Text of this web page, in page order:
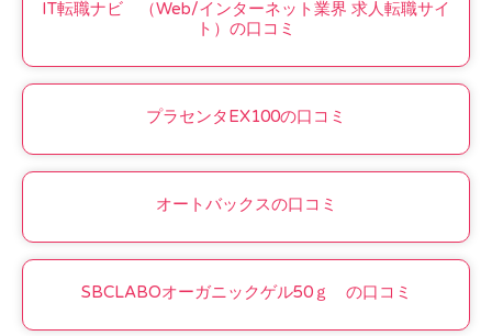
IT転職ナビ （Web/インターネット業界 求人転職サイ
ト）の口コミ
プラセンタEX100の口コミ
オートバックスの口コミ
SBCLABOオーガニックゲル50ｇ の口コミ